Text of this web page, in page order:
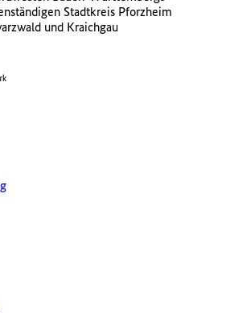
Stadtkreis Pforzheim
und Kraichgau